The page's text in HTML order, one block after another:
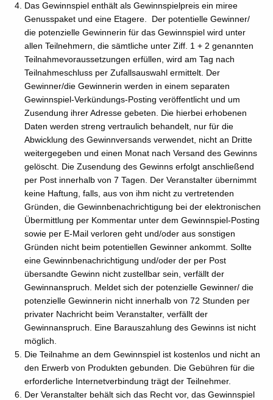
Das Gewinnspiel enthält als Gewinnspielpreis ein miree
Genusspaket und eine Etagere. Der potentielle Gewinner/
die potenzielle Gewinnerin für das Gewinnspiel wird unter
allen Teilnehmern, die sämtliche unter Ziff. 1 + 2 genannten
Teilnahmevoraussetzungen erfüllen, wird am Tag nach
Teilnahmeschluss per Zufallsauswahl ermittelt. Der
Gewinner/die Gewinnerin werden in einem separaten
Gewinnspiel-Verkündungs-Posting veröffentlicht und um
Zusendung ihrer Adresse gebeten. Die hierbei erhobenen
Daten werden streng vertraulich behandelt, nur für die
Abwicklung des Gewinnversands verwendet, nicht an Dritte
weitergegeben und einen Monat nach Versand des Gewinns
gelöscht. Die Zusendung des Gewinns erfolgt anschließend
per Post innerhalb von 7 Tagen. Der Veranstalter übernimmt
keine Haftung, falls, aus von ihm nicht zu vertretenden
Gründen, die Gewinnbenachrichtigung bei der elektronischen
Übermittlung per Kommentar unter dem Gewinnspiel-Posting
sowie per E-Mail verloren geht und/oder aus sonstigen
Gründen nicht beim potentiellen Gewinner ankommt. Sollte
eine Gewinnbenachrichtigung und/oder der per Post
übersandte Gewinn nicht zustellbar sein, verfällt der
Gewinnanspruch. Meldet sich der potenzielle Gewinner/ die
potenzielle Gewinnerin nicht innerhalb von 72 Stunden per
privater Nachricht beim Veranstalter, verfällt der
Gewinnanspruch. Eine Barauszahlung des Gewinns ist nicht
möglich.
Die Teilnahme an dem Gewinnspiel ist kostenlos und nicht an
den Erwerb von Produkten gebunden. Die Gebühren für die
erforderliche Internetverbindung trägt der Teilnehmer.
Der Veranstalter behält sich das Recht vor, das Gewinnspiel